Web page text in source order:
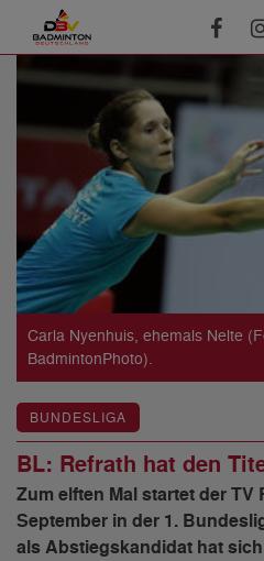
Carla Nyenhuis, ehemals Nelte
BadmintonPhoto).
BUNDESLIGA
BL: Refrath hat den
Zum elften Mal startet der TV
September in der 1.
als Abstiegskandidat hat